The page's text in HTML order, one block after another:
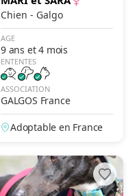
Chien - Galgo
AGE
9 ans et 4 mois
ENTENTES
ASSOCIATION
GALGOS France
Adoptable en France